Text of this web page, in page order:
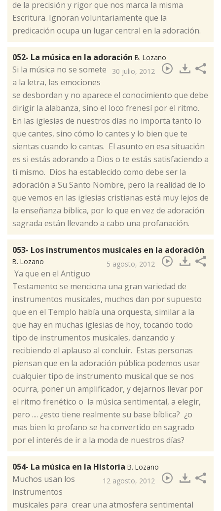
de la precisión y rigor que nos marca la misma
Escritura. Ignoran voluntariamente que la
predicación ocupa un lugar central en la adoración.
052- La música en la adoración B. Lozano
30 julio, 2012
​Si la música no se somete
a la letra, las emociones
se desbordan y no aparece el conocimiento que debe
dirigir la alabanza, sino el loco frenesí por el ritmo.
En las iglesias de nuestros días no importa tanto lo
que cantes, sino cómo lo cantes y lo bien que te
sientas cuando lo cantas. El asunto en esa situación
es si estás adorando a Dios o te estás satisfaciendo a
ti mismo. Dios ha establecido como debe ser la
adoración a Su Santo Nombre, pero la realidad de lo
que vemos en las iglesias cristianas está muy lejos de
la enseñanza bíblica, por lo que en vez de adoración
sagrada están llevando a cabo una profanación.
053- Los instrumentos musicales en la adoración
B. Lozano 5 agosto, 2012
​ Ya que en el Antiguo
Testamento se menciona una gran variedad de
instrumentos musicales, muchos dan por supuesto
que en el Templo había una orquesta, similar a la
que hay en muchas iglesias de hoy, tocando todo
tipo de instrumentos musicales, danzando y
recibiendo el aplauso al concluir. Estas personas
piensan que en la adoración pública podemos usar
cualquier tipo de instrumento musical que se nos
ocurra, poner un amplificador, y dejarnos llevar por
el ritmo frenético o la música sentimental, a elegir,
pero .... ¿esto tiene realmente su base bíblica? ¿o
mas bien lo profano se ha convertido en sagrado
por el interés de ir a la moda de nuestros días?
054- La música en la Historia B. Lozano
12 agosto, 2012
Muchos usan los
instrumentos
musicales para crear una atmosfera sentimental